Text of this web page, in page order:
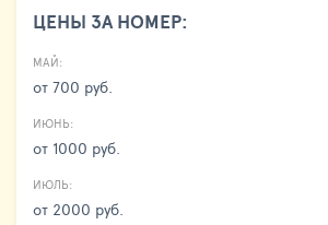
ЦЕНЫ ЗА НОМЕР:
МАЙ:
от 700 руб.
ИЮНЬ:
от 1000 руб.
ИЮЛЬ:
от 2000 руб.